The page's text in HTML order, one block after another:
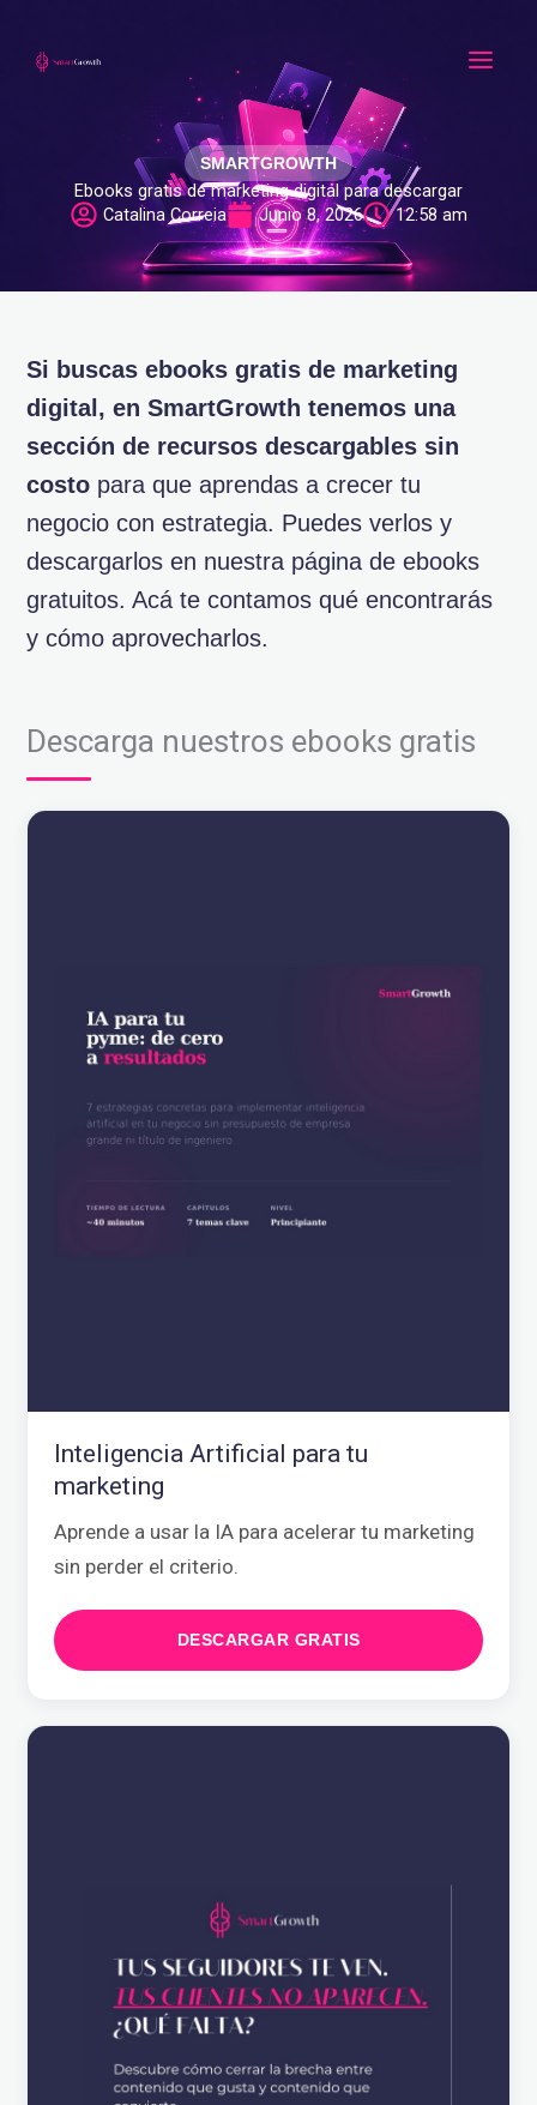
contenido
SMARTGROWTH
Ebooks gratis de marketing digital para descargar
Catalina Correia
Junio 8, 2026 12:58 am
Si buscas ebooks gratis de marketing
digital, en SmartGrowth tenemos una
sección de recursos descargables sin
costo para que aprendas a crecer tu
negocio con estrategia. Puedes verlos y
descargarlos en nuestra página deebooks
gratuitos. Acá te contamos qué encontrarás
y cómo aprovecharlos.
Descarga nuestros ebooks gratis
Inteligencia Artificial para tu
marketing
Aprende a usar la IA para acelerar tu marketing
sin perder el criterio.
DESCARGAR GRATIS